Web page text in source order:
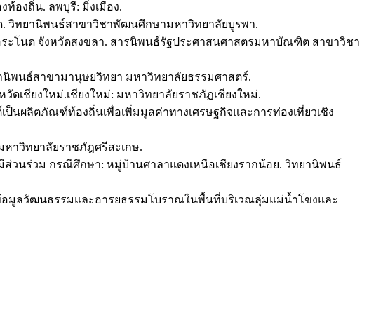
ท้องถิ่น. ลพบุรี: มิ่งเมือง.
. วิทยานิพนธ์สาขาวิชาพัฒนศึกษามหาวิทยาลัยบูรพา.
โนด จังหวัดสงขลา. สารนิพนธ์รัฐประศาสนศาสตรมหาบัณฑิต สาขาวิชา
พนธ์สาขามานุษยวิทยา มหาวิทยาลัยธรรมศาสตร์.
เชียงใหม่.เชียงใหม่: มหาวิทยาลัยราชภัฏเชียงใหม่.
ผลิตภัณฑ์ท้องถิ่นเพื่อเพิ่มมูลค่าทางเศรษฐกิจและการท่องเที่ยวเชิง
าวิทยาลัยราชภัฎศรีสะเกษ.
วนร่วม กรณีศึกษา: หมู่บ้านศาลาแดงเหนือเชียงรากน้อย. วิทยานิพนธ์
มูลวัฒนธรรมและอารยธรรมโบราณในพื้นที่บริเวณลุ่มแม่น้ำโขงและ